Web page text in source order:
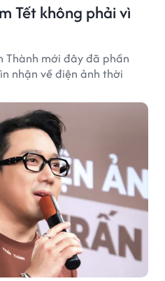
Tết không phải vì
Thành mới đây đã phần
nhận về điện ảnh thời